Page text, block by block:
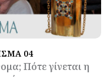
04
Πότε γίνεται η